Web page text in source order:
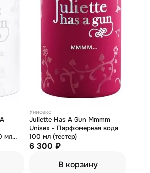
мл
Унисекс
Juliette Has А Gun Mmmm
Unisex - Парфюмерная вода
100 мл (тестер)
6 300 ₽
В корзину